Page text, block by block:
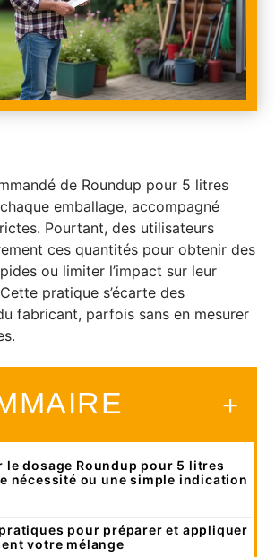
de Roundup pour 5 litres
emballage, accompagné
Pourtant, des utilisateurs
ces quantités pour obtenir des
ou limiter l’impact sur leur
pratique s’écarte des
fabricant, parfois sans en mesurer
le dosage Roundup pour 5 litres
nécessité ou une simple indication
pour préparer et appliquer
votre mélange